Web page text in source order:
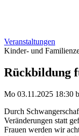
Veranstaltungen
Kinder- und
Rückbildung
Mo 03.11.2025 18:30
Durch
Veränderungen statt
Frauen werden wir